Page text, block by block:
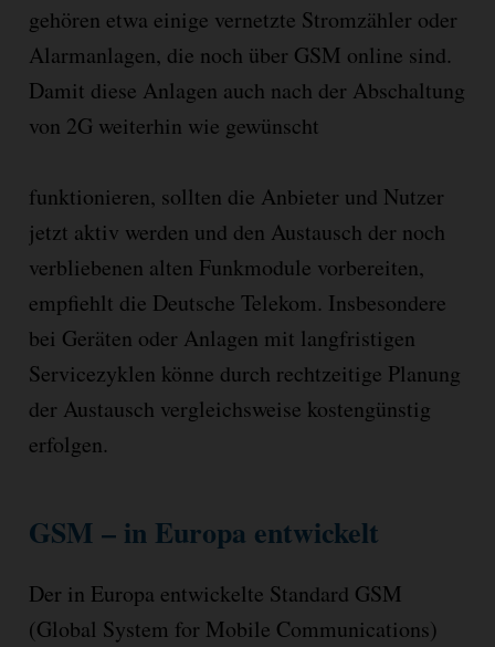
gehören etwa einige vernetzte Stromzähler oder
Alarmanlagen, die noch über GSM online sind.
Damit diese Anlagen auch nach der Abschaltung
von 2G weiterhin wie gewünscht
funktionieren, sollten die Anbieter und Nutzer
jetzt aktiv werden und den Austausch der noch
verbliebenen alten Funkmodule vorbereiten,
empfiehlt die Deutsche Telekom. Insbesondere
bei Geräten oder Anlagen mit langfristigen
Servicezyklen könne durch rechtzeitige Planung
der Austausch vergleichsweise kostengünstig
erfolgen.
GSM – in Europa entwickelt
Der in Europa entwickelte Standard GSM
(Global System for Mobile Commu­nica­tions)